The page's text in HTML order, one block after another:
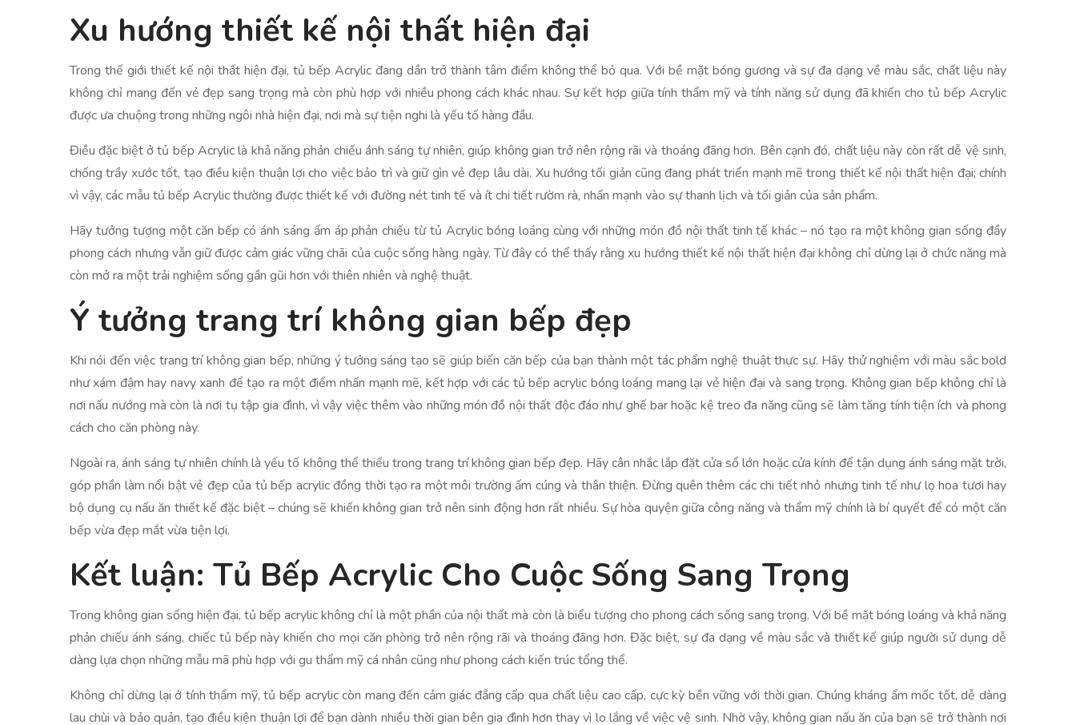
Xu hướng thiết kế nội thất hiện đại
Trong thế giới thiết kế nội thất hiện đại, tủ bếp Acrylic đang dần trở thành tâm điểm không thể bỏ qua. Với bề mặt bóng gương và sự đa dạng về màu sắc, chất liệu này
không chỉ mang đến vẻ đẹp sang trọng mà còn phù hợp với nhiều phong cách khác nhau. Sự kết hợp giữa tính thẩm mỹ và tính năng sử dụng đã khiến cho tủ bếp Acrylic
được ưa chuộng trong những ngôi nhà hiện đại, nơi mà sự tiện nghi là yếu tố hàng đầu.
Điều đặc biệt ở tủ bếp Acrylic là khả năng phản chiếu ánh sáng tự nhiên, giúp không gian trở nên rộng rãi và thoáng đãng hơn. Bên cạnh đó, chất liệu này còn rất dễ vệ sinh,
chống trầy xước tốt, tạo điều kiện thuận lợi cho việc bảo trì và giữ gìn vẻ đẹp lâu dài. Xu hướng tối giản cũng đang phát triển mạnh mẽ trong thiết kế nội thất hiện đại; chính
vì vậy, các mẫu tủ bếp Acrylic thường được thiết kế với đường nét tinh tế và ít chi tiết rườm rà, nhấn mạnh vào sự thanh lịch và tối giản của sản phẩm.
Hãy tưởng tượng một căn bếp có ánh sáng ấm áp phản chiếu từ tủ Acrylic bóng loáng cùng với những món đồ nội thất tinh tế khác – nó tạo ra một không gian sống đầy
phong cách nhưng vẫn giữ được cảm giác vững chãi của cuộc sống hàng ngày. Từ đây có thể thấy rằng xu hướng thiết kế nội thất hiện đại không chỉ dừng lại ở chức năng mà
còn mở ra một trải nghiệm sống gần gũi hơn với thiên nhiên và nghệ thuật.
Ý tưởng trang trí không gian bếp đẹp
Khi nói đến việc trang trí không gian bếp, những ý tưởng sáng tạo sẽ giúp biến căn bếp của bạn thành một tác phẩm nghệ thuật thực sự. Hãy thử nghiệm với màu sắc bold
như xám đậm hay navy xanh để tạo ra một điểm nhấn mạnh mẽ, kết hợp với các tủ bếp acrylic bóng loáng mang lại vẻ hiện đại và sang trọng. Không gian bếp không chỉ là
nơi nấu nướng mà còn là nơi tụ tập gia đình, vì vậy việc thêm vào những món đồ nội thất độc đáo như ghế bar hoặc kệ treo đa năng cũng sẽ làm tăng tính tiện ích và phong
cách cho căn phòng này.
Ngoài ra, ánh sáng tự nhiên chính là yếu tố không thể thiếu trong trang trí không gian bếp đẹp. Hãy cân nhắc lắp đặt cửa sổ lớn hoặc cửa kính để tận dụng ánh sáng mặt trời,
góp phần làm nổi bật vẻ đẹp của tủ bếp acrylic đồng thời tạo ra một môi trường ấm cúng và thân thiện. Đừng quên thêm các chi tiết nhỏ nhưng tinh tế như lọ hoa tươi hay
bộ dụng cụ nấu ăn thiết kế đặc biệt – chúng sẽ khiến không gian trở nên sinh động hơn rất nhiều. Sự hòa quyện giữa công năng và thẩm mỹ chính là bí quyết để có một căn
bếp vừa đẹp mắt vừa tiện lợi.
Kết luận: Tủ Bếp Acrylic Cho Cuộc Sống Sang Trọng
Trong không gian sống hiện đại, tủ bếp acrylic không chỉ là một phần của nội thất mà còn là biểu tượng cho phong cách sống sang trọng. Với bề mặt bóng loáng và khả năng
phản chiếu ánh sáng, chiếc tủ bếp này khiến cho mọi căn phòng trở nên rộng rãi và thoáng đãng hơn. Đặc biệt, sự đa dạng về màu sắc và thiết kế giúp người sử dụng dễ
dàng lựa chọn những mẫu mã phù hợp với gu thẩm mỹ cá nhân cũng như phong cách kiến trúc tổng thể.
Không chỉ dừng lại ở tính thẩm mỹ, tủ bếp acrylic còn mang đến cảm giác đẳng cấp qua chất liệu cao cấp, cực kỳ bền vững với thời gian. Chúng kháng ẩm mốc tốt, dễ dàng
lau chùi và bảo quản, tạo điều kiện thuận lợi để bạn dành nhiều thời gian bên gia đình hơn thay vì lo lắng về việc vệ sinh. Nhờ vậy, không gian nấu ăn của bạn sẽ trở thành nơi